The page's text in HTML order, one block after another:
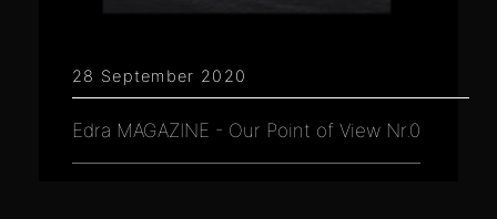
28 September 2020
Edra MAGAZINE - Our Point of View Nr.0